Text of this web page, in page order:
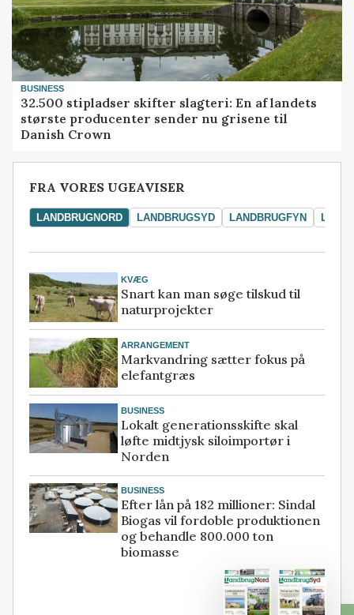
BUSINESS
32.500 stipladser skifter slagteri: En af landets
største producenter sender nu grisene til
Danish Crown
FRA VORES UGEAVISER
LANDBRUGNORD LANDBRUGSYD LANDBRUGFYN
KVÆG
Snart kan man søge tilskud til
naturprojekter
ARRANGEMENT
Markvandring sætter fokus på
elefantgræs
BUSINESS
Lokalt generationsskifte skal
løfte midtjysk siloimportør i
Norden
BUSINESS
Efter lån på 182 millioner: Sindal
Biogas vil fordoble produktionen
og behandle 800.000 ton
biomasse